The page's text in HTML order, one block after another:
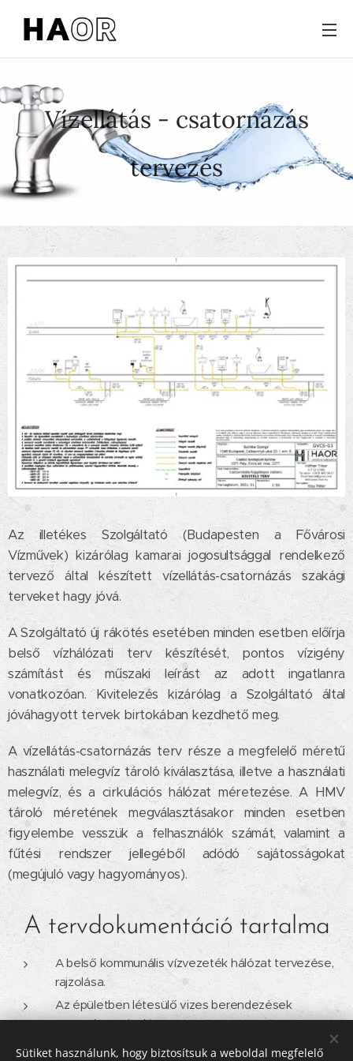
Vízellátás - csatornázás
tervezés
Az illetékes Szolgáltató (Budapesten a Fővárosi
Vízművek) kizárólag kamarai jogosultsággal rendelkező
tervező által készített vízellátás-csatornázás szakági
terveket hagy jóvá.
A Szolgáltató új rákötés esetében minden esetben előírja
belső vízhálózati terv készítését, pontos vízigény
számítást és műszaki leírást az adott ingatlanra
vonatkozóan. Kivitelezés kizárólag a Szolgáltató által
jóváhagyott tervek birtokában kezdhető meg.
A vízellátás-csatornázás terv része a megfelelő méretű
használati melegvíz tároló kiválasztása, illetve a használati
melegvíz, és a cirkulációs hálózat méretezése. A HMV
tároló méretének megválasztásakor minden esetben
figyelembe vesszük a felhasználók számát, valamint a
fűtési rendszer jellegéből adódó sajátosságokat
(megújuló vagy hagyományos).
A tervdokumentáció tartalma
A belső kommunális vízvezeték hálózat tervezése,
rajzolása.
Az épületben létesülő vizes berendezések
tervezése, rajzolása.
Használati melegvíz és cirkulációs hálózat tervezése
Sütiket használunk, hogy biztosítsuk a weboldal megfelelő